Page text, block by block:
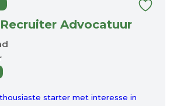
Advocatuur
starter met interesse in